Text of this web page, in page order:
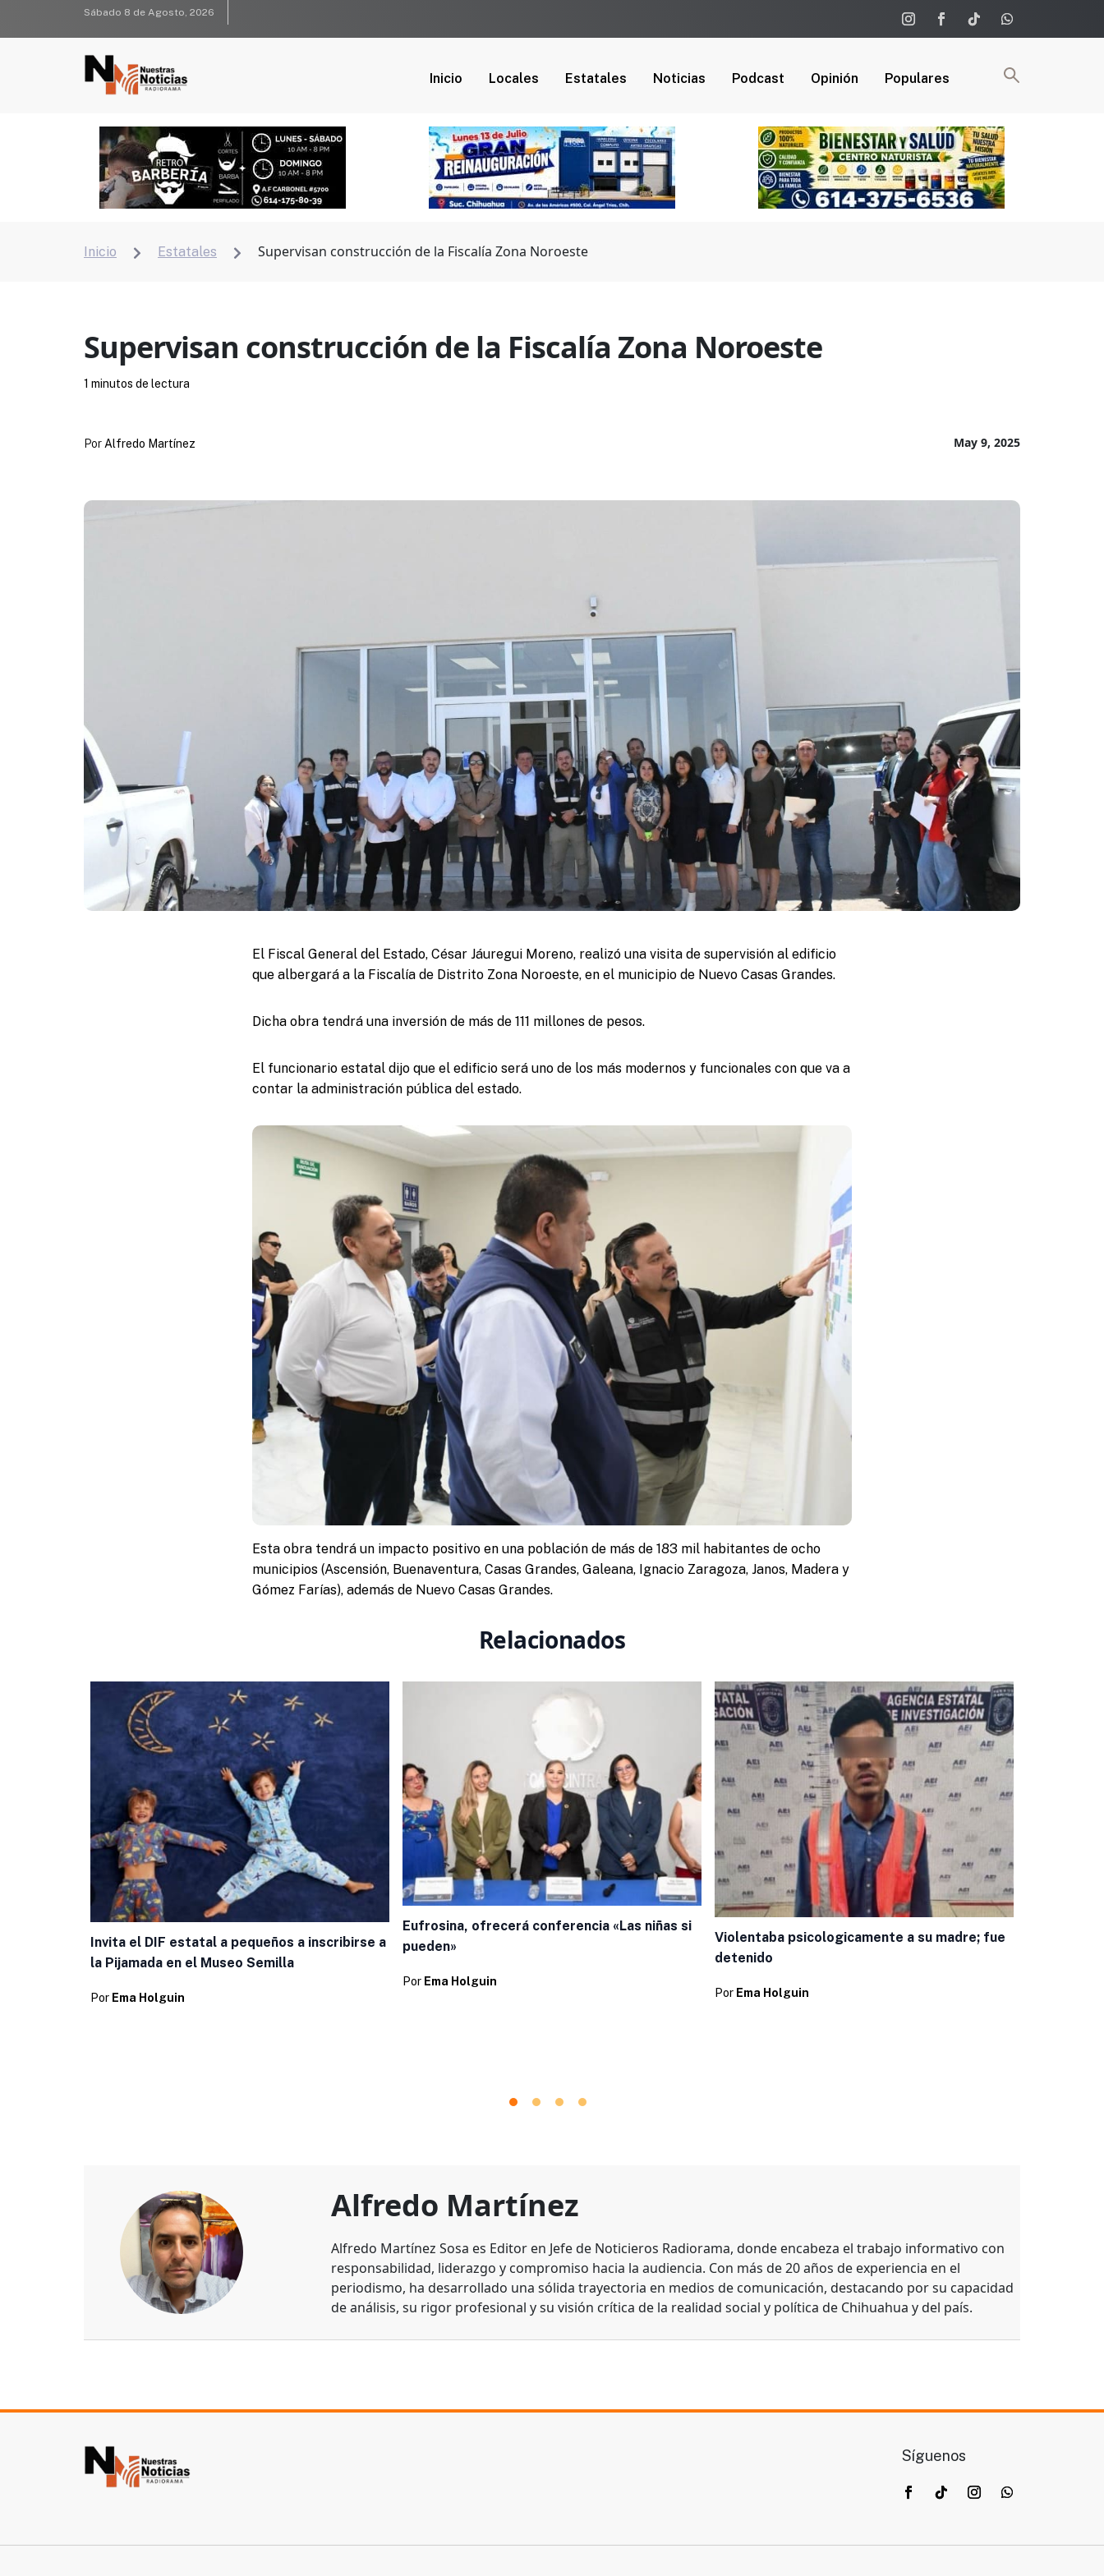
Sábado 8 de Agosto, 2026
Inicio Locales Estatales Noticias Podcast Opinión Populares
Inicio  Estatales  Supervisan construcción de la Fiscalía Zona Noroeste
Supervisan construcción de la Fiscalía Zona Noroeste
May 9, 2025
Por Alfredo Martínez
1 minutos de lectura
El Fiscal General del Estado, César Jáuregui Moreno, realizó una visita de supervisión al edificio
que albergará a la Fiscalía de Distrito Zona Noroeste, en el municipio de Nuevo Casas Grandes.
Dicha obra tendrá una inversión de más de 111 millones de pesos.
El funcionario estatal dijo que el edificio será uno de los más modernos y funcionales con que va a
contar la administración pública del estado.
Esta obra tendrá un impacto positivo en una población de más de 183 mil habitantes de ocho
municipios (Ascensión, Buenaventura, Casas Grandes, Galeana, Ignacio Zaragoza, Janos, Madera y
Gómez Farías), además de Nuevo Casas Grandes.
Relacionados
Invita el DIF estatal a pequeños a inscribirse a
la Pijamada en el Museo Semilla
Por Ema Holguin
Eufrosina, ofrecerá conferencia «Las niñas si
pueden»
Por Ema Holguin
Violentaba psicologicamente a su madre; fue
detenido
Por Ema Holguin
Alfredo Martínez
Alfredo Martínez Sosa es Editor en Jefe de Noticieros Radiorama, donde encabeza el trabajo informativo con
responsabilidad, liderazgo y compromiso hacia la audiencia. Con más de 20 años de experiencia en el
periodismo, ha desarrollado una sólida trayectoria en medios de comunicación, destacando por su capacidad
de análisis, su rigor profesional y su visión crítica de la realidad social y política de Chihuahua y del país.
Síguenos